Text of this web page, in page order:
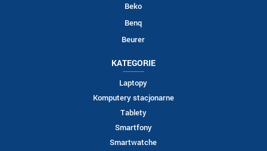
Beko
Benq
Beurer
KATEGORIE
Laptopy
Komputery stacjonarne
Tablety
Smartfony
Smartwatche